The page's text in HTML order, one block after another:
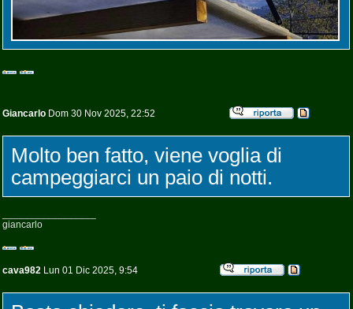
Giancarlo Dom 30 Nov 2025, 22:52
Molto ben fatto, viene voglia di
campeggiarci un paio di notti.
giancarlo
cava982 Lun 01 Dic 2025, 9:54